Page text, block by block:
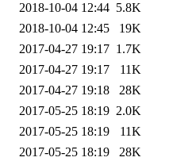
2018-10-04 12:44 5.8K
2018-10-04 12:45
19K
2017-04-27 19:17 1.7K
2017-04-27 19:17
11K
2017-04-27 19:18
28K
2017-05-25 18:19 2.0K
2017-05-25 18:19
11K
2017-05-25 18:19
28K